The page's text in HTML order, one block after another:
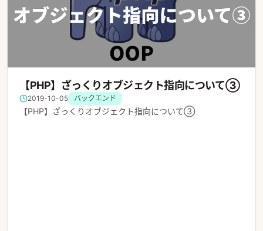
【PHP】ざっくりオブジェクト指向について③
2019-10-05 バックエンド
【PHP】ざっくりオブジェクト指向について③